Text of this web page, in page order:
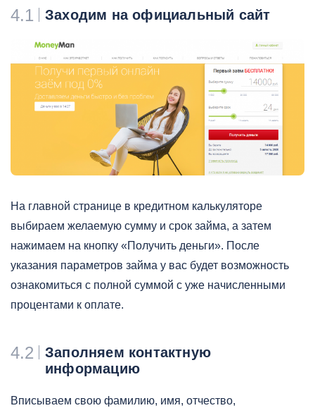
4.1 Заходим на официальный сайт
На главной странице в кредитном калькуляторе
выбираем желаемую сумму и срок займа, а затем
нажимаем на кнопку «Получить деньги». После
указания параметров займа у вас будет возможность
ознакомиться с полной суммой с уже начисленными
процентами к оплате.
4.2
Заполняем контактную
информацию
Вписываем свою фамилию, имя, отчество,